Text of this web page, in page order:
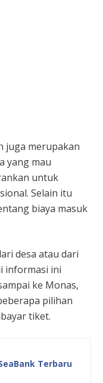
juga merupakan
yang mau
untuk
Selain itu
biaya masuk
desa atau dari
informasi ini
ke Monas,
pilihan
tiket.
Terbaru